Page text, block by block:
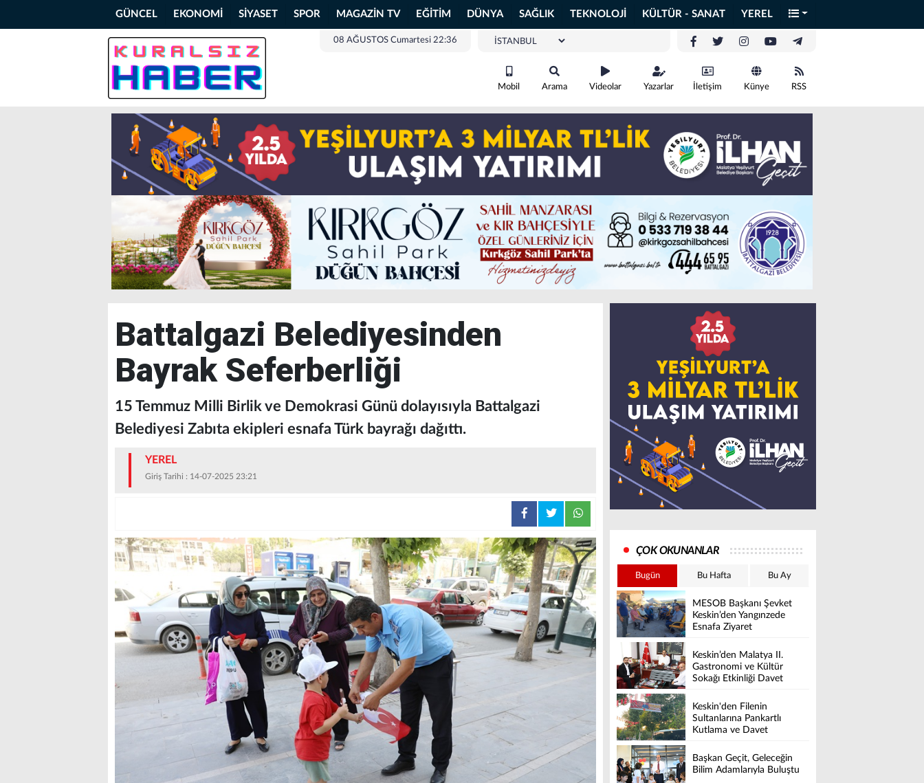
GÜNCEL EKONOMİ SİYASET SPOR MAGAZİN TV EĞİTİM DÜNYA SAĞLIK TEKNOLOJİ KÜLTÜR - SANAT YEREL
08 AĞUSTOS Cumartesi 22:36
Mobil Arama Videolar Yazarlar İletişim Künye RSS
Battalgazi Belediyesinden
Bayrak Seferberliği
15 Temmuz Milli Birlik ve Demokrasi Günü dolayısıyla Battalgazi
Belediyesi Zabıta ekipleri esnafa Türk bayrağı dağıttı.
YEREL
Giriş Tarihi : 14-07-2025 23:21
ÇOK OKUNANLAR
Bugün Bu Hafta Bu Ay
MESOB Başkanı Şevket
Keskin’den Yangınzede
Esnafa Ziyaret
Keskin’den Malatya II.
Gastronomi ve Kültür
Sokağı Etkinliği Davet
Keskin'den Filenin
Sultanlarına Pankartlı
Kutlama ve Davet
Başkan Geçit, Geleceğin
Bilim Adamlarıyla Buluştu